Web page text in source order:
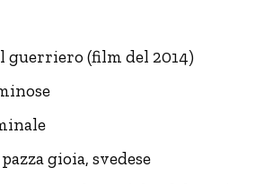
guerriero (film del 2014)
gioia, svedese